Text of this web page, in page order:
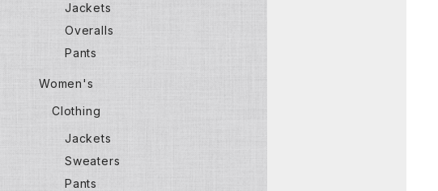
Jackets
Overalls
Pants
Women's
Clothing
Jackets
Sweaters
Pants